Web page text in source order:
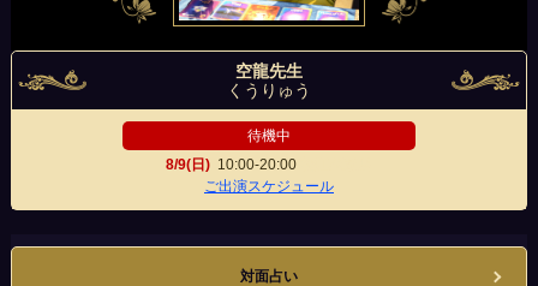
空龍先生
くうりゅう
待機中
8/9(日) 10:00-20:00
ご出演スケジュール
対面占い